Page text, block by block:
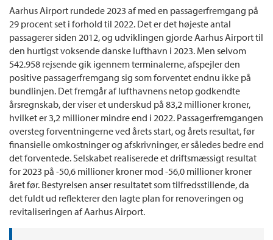
Aarhus Airport rundede 2023 af med en passagerfremgang på
29 procent set i forhold til 2022. Det er det højeste antal
passagerer siden 2012, og udviklingen gjorde Aarhus Airport til
den hurtigst voksende danske lufthavn i 2023. Men selvom
542.958 rejsende gik igennem terminalerne, afspejler den
positive passagerfremgang sig som forventet endnu ikke på
bundlinjen. Det fremgår af lufthavnens netop godkendte
årsregnskab, der viser et underskud på 83,2 millioner kroner,
hvilket er 3,2 millioner mindre end i 2022. Passagerfremgangen
oversteg forventningerne ved årets start, og årets resultat, før
finansielle omkostninger og afskrivninger, er således bedre end
det forventede. Selskabet realiserede et driftsmæssigt resultat
for 2023 på -50,6 millioner kroner mod -56,0 millioner kroner
året før. Bestyrelsen anser resultatet som tilfredsstillende, da
det fuldt ud reflekterer den lagte plan for renoveringen og
revitaliseringen af Aarhus Airport.